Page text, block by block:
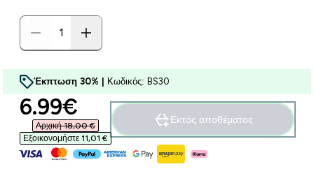
Έκπτωση 30% | Κωδικός: BS30
discounted price
6.99€‎
Αρχική 18,00 €‎
Εξοικονομήστε 11,01 €‎
Εκτός αποθέματος